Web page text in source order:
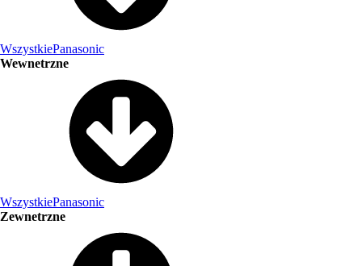
WszystkiePanasonic
Wewnetrzne
WszystkiePanasonic
Zewnetrzne